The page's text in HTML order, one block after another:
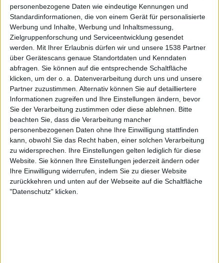
personenbezogene Daten wie eindeutige Kennungen und
Standardinformationen, die von einem Gerät für personalisierte
Werbung und Inhalte, Werbung und Inhaltsmessung,
Zielgruppenforschung und Serviceentwicklung gesendet
werden.
Mit Ihrer Erlaubnis dürfen wir und unsere 1538 Partner
über Gerätescans genaue Standortdaten und Kenndaten
abfragen. Sie können auf die entsprechende Schaltfläche
klicken, um der o. a. Datenverarbeitung durch uns und unsere
Partner zuzustimmen. Alternativ können Sie auf detailliertere
Informationen zugreifen und Ihre Einstellungen ändern, bevor
Sie der Verarbeitung zustimmen oder diese ablehnen.
Bitte
beachten Sie, dass die Verarbeitung mancher
personenbezogenen Daten ohne Ihre Einwilligung stattfinden
kann, obwohl Sie das Recht haben, einer solchen Verarbeitung
zu widersprechen. Ihre Einstellungen gelten lediglich für diese
Website. Sie können Ihre Einstellungen jederzeit ändern oder
Ihre Einwilligung widerrufen, indem Sie zu dieser Website
zurückkehren und unten auf der Webseite auf die Schaltfläche
"Datenschutz" klicken.
keineswegs unpassend und erledigt mit seinem
vorzüglichen Industrial-Ambiente und den einleitenden
Worten „I am in a world of shit….“ den Rest und bildet
somit den Krönenden Ausklang dieser Veröffentlichung.
Textlich wird wie gehabt immer wieder auf dem
kränkelnden System herumgehackt und politische
Missstände vor Augen geführt. Wenn es darum geht, kluge
politisch ambitionierte Texte zu schreiben und sie
adäquat rüberzubringen, gehören NAPALM DEATH seit
jeher definitiv in die erste Reihe der Bands, die ihren Job
mehr als gut machen.
Wenn man bedenkt, dass dieser musikalische
Gewalteinlauf bereits 1992 veröffentlicht wurde und er bis
heute trotzdem nichts an seiner Intensität und
Aussagekraft verloren hat, kann man letztendlich nur von